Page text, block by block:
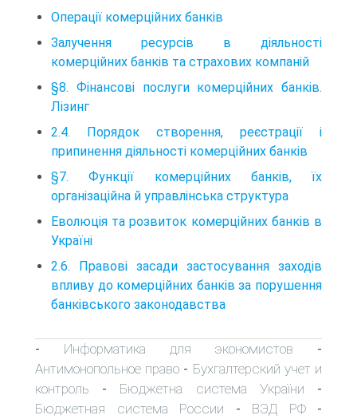
Операції комерційних банків
Залучення ресурсів в діяльності
комерційних банків та страхових компаній
§8. Фінансові послуги комерційних банків.
Лізинг
2.4. Порядок створення, реєстрації і
припинення діяльності комерційних банків
§7. Функції комерційних банків, їх
організаційна й управлінська структура
Еволюція та розвиток комерційних банків в
Україні
2.6. Правові засади застосування заходів
впливу до комерційних банків за порушення
банківського законодавства
- Информатика для экономистов -
Антимонопольное право - Бухгалтерский учет и
контроль - Бюджетна система України -
Бюджетная система России - ВЭД РФ-